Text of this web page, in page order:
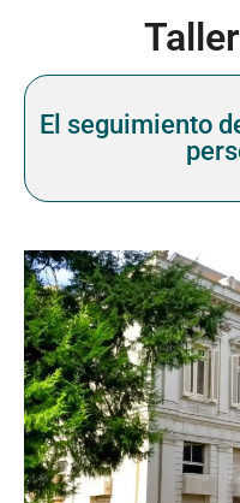
El seguimiento